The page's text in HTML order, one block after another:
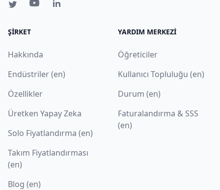
ŞIRKET
Hakkında
Endüstriler (en)
Özellikler
Üretken Yapay Zeka
Solo Fiyatlandırma (en)
Takım Fiyatlandırması
(en)
Blog (en)
YARDIM MERKEZI
Öğreticiler
Kullanıcı Topluluğu (en)
Durum (en)
Faturalandırma & SSS
(en)